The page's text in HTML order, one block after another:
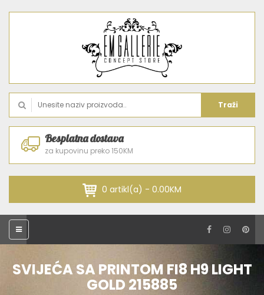
Traži
Besplatna dostava
za kupovinu preko 150KM
0 artikl(a) - 0.00KM
SVIJEĆA SA PRINTOM FI8 H9 LIGHT
GOLD 215885